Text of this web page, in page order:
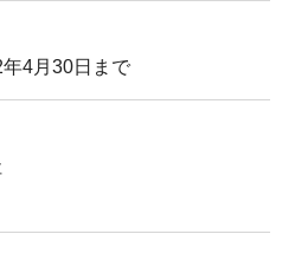
4月30日まで